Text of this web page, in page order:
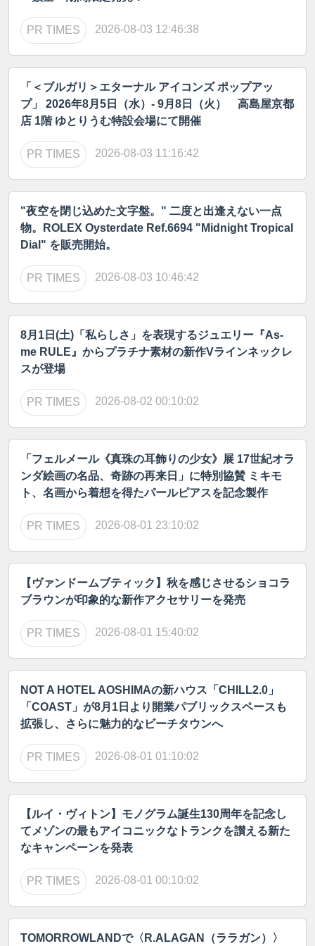
PR TIMES 2026-08-03 12:46:38
「＜ブルガリ＞エターナル アイコンズ ポップアッ
プ」 2026年8月5日（水）- 9月8日（火） 高島屋京都
店 1階 ゆとりうむ特設会場にて開催
PR TIMES 2026-08-03 11:16:42
"夜空を閉じ込めた文字盤。" 二度と出逢えない一点
物。ROLEX Oysterdate Ref.6694 "Midnight Tropical
Dial" を販売開始。
PR TIMES 2026-08-03 10:46:42
8月1日(土)「私らしさ」を表現するジュエリー『As-
me RULE』からプラチナ素材の新作Vラインネックレ
スが登場
PR TIMES 2026-08-02 00:10:02
「フェルメール《真珠の耳飾りの少女》展 17世紀オラ
ンダ絵画の名品、奇跡の再来日」に特別協賛 ミキモ
ト、名画から着想を得たパールピアスを記念製作
PR TIMES 2026-08-01 23:10:02
【ヴァンドームブティック】秋を感じさせるショコラ
ブラウンが印象的な新作アクセサリーを発売
PR TIMES 2026-08-01 15:40:02
NOT A HOTEL AOSHIMAの新ハウス「CHILL2.0」
「COAST」が8月1日より開業パブリックスペースも
拡張し、さらに魅力的なビーチタウンへ
PR TIMES 2026-08-01 01:10:02
【ルイ・ヴィトン】モノグラム誕生130周年を記念し
てメゾンの最もアイコニックなトランクを讃える新た
なキャンペーンを発表
PR TIMES 2026-08-01 00:10:02
TOMORROWLANDで〈R.ALAGAN（ララガン）〉